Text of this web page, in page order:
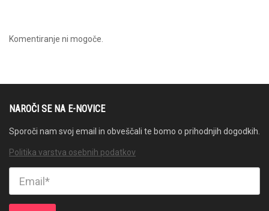
Komentiranje ni mogoče.
NAROČI SE NA E-NOVICE
Sporoči nam svoj email in obveščali te bomo o prihodnjih dogodkih.
Politika varstva osebnih podatkov